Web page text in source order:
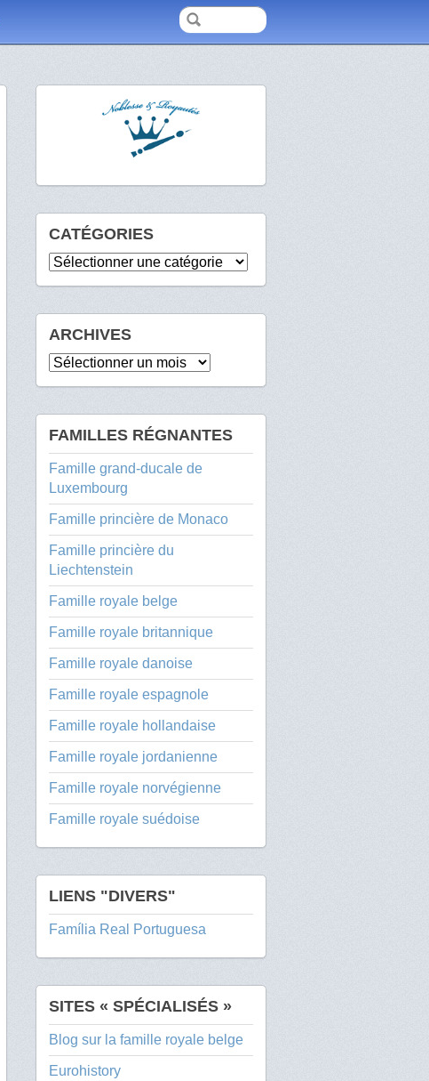
CATÉGORIES
Catégories
ARCHIVES
Archives
FAMILLES RÉGNANTES
Famille grand-ducale de
Luxembourg
Famille princière de Monaco
Famille princière du
Liechtenstein
Famille royale belge
Famille royale britannique
Famille royale danoise
Famille royale espagnole
Famille royale hollandaise
Famille royale jordanienne
Famille royale norvégienne
Famille royale suédoise
LIENS "DIVERS"
Família Real Portuguesa
SITES « SPÉCIALISÉS »
Blog sur la famille royale belge
Eurohistory